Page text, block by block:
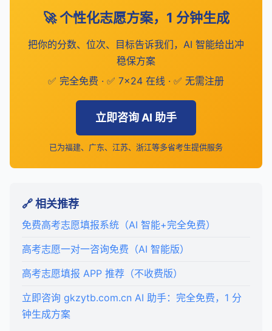
🚀 个性化志愿方案，1 分钟生成
把你的分数、位次、目标告诉我们，AI 智能给出冲
稳保方案
✅ 完全免费 · ✅ 7×24 在线 · ✅ 无需注册
立即咨询 AI 助手
已为福建、广东、江苏、浙江等多省考生提供服务
🔗 相关推荐
免费高考志愿填报系统（AI 智能+完全免费）
高考志愿一对一咨询免费（AI 智能版）
高考志愿填报 APP 推荐（不收费版）
立即咨询 gkzytb.com.cn AI 助手：完全免费，1 分
钟生成方案